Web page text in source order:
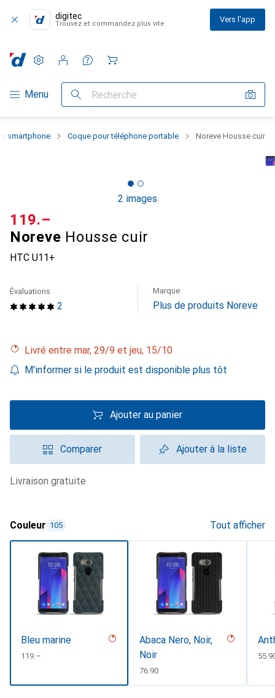
digitec
Trouvez et commandez plus vite Vers l'app
Navigation par catégorie
Menu Recherche
Paramètres
Compte client
Listes de comparaison
Listes d'envies
Panier
smartphone Coque pour téléphone portable Noreve Housse cuir
2 images
Noreve Housse cuir
HTC U11+
CHF
119.–
2
Évaluations Marque
Plus de produits Noreve
Livré entre mar, 29/9 et jeu, 15/10
M'informer si le produit est disponible plus tôt
Ajouter au panier
Comparer Ajouter à la liste
livraison gratuite
Couleur 105 Tout afficher
Bleu marine
CHF
119.–
Abaca Nero, Noir,
Noir
CHF
76.90
CHF